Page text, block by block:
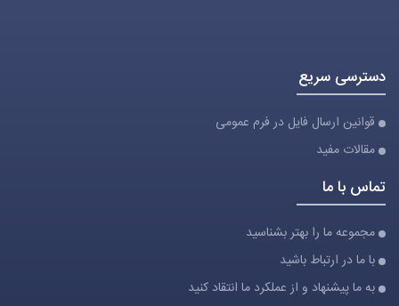
دسترسی سریع
قوانین ارسال فایل در فرم عمومی
مقالات مفید
تماس با ما
مجموعه ما را بهتر بشناسید
با ما در ارتباط باشید
به ما پیشنهاد و از عملکرد ما انتقاد کنید